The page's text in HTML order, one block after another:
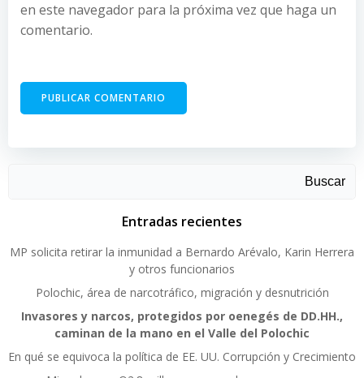
en este navegador para la próxima vez que haga un
comentario.
Buscar
Entradas recientes
MP solicita retirar la inmunidad a Bernardo Arévalo, Karin Herrera
y otros funcionarios
Polochic, área de narcotráfico, migración y desnutrición
Invasores y narcos, protegidos por oenegés de DD.HH.,
caminan de la mano en el Valle del Polochic
En qué se equivoca la política de EE. UU. Corrupción y Crecimiento